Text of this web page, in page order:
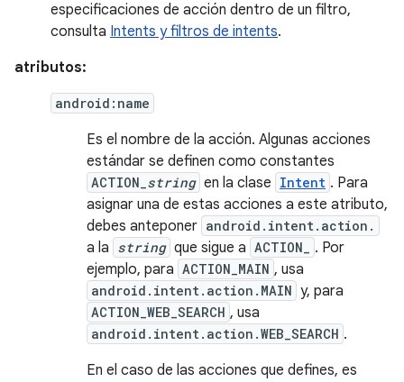
especificaciones de acción dentro de un filtro,
consulta Intents y filtros de intents.
atributos:
android:name
Es el nombre de la acción. Algunas acciones
estándar se definen como constantes
ACTION_ string en la clase Intent . Para
asignar una de estas acciones a este atributo,
debes anteponer android.intent.action.
a la string que sigue a ACTION_
. Por
ejemplo, para ACTION_MAIN , usa
android.intent.action.MAIN y, para
ACTION_WEB_SEARCH , usa
android.intent.action.WEB_SEARCH .
En el caso de las acciones que defines, es